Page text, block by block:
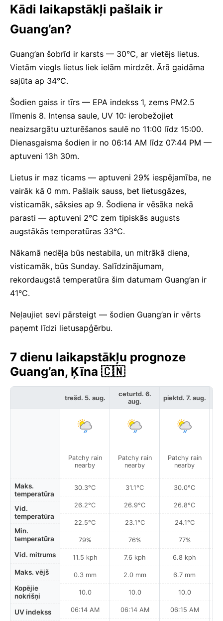
Kādi laikapstākļi pašlaik ir
Guang’an?
Guang’an šobrīd ir karsts — 30°C, ar vietējs lietus.
Vietām viegls lietus liek ielām mirdzēt. Ārā gaidāma
sajūta ap 34°C.
Šodien gaiss ir tīrs — EPA indekss 1, zems PM2.5
līmenis 8. Intensa saule, UV 10: ierobežojiet
neaizsargātu uzturēšanos saulē no 11:00 līdz 15:00.
Dienasgaisma šodien ir no 06:14 AM līdz 07:44 PM —
aptuveni 13h 30m.
Lietus ir maz ticams — aptuveni 29% iespējamība, ne
vairāk kā 0 mm. Pašlaik sauss, bet lietusgāzes,
visticamāk, sāksies ap 9. Šodiena ir vēsāka nekā
parasti — aptuveni 2°C zem tipiskās augusts
augstākās temperatūras 33°C.
Nākamā nedēļa būs nestabila, un mitrākā diena,
visticamāk, būs Sunday. Salīdzinājumam,
rekordaugstā temperatūra šim datumam Guang’an ir
41°C.
Neļaujiet sevi pārsteigt — šodien Guang’an ir vērts
paņemt līdzi lietusapģērbu.
7 dienu laikapstākļu prognoze
Guang’an, Ķīna 🇨🇳
Maks.
temperatūra
Vid.
temperatūra
Min.
temperatūra
Vid. mitrums
Maks. vējš
Kopējie
nokrišņi
UV indekss
trešd. 5. aug.
Patchy rain
nearby
30.3°C
26.2°C
22.5°C
79%
11.5 kph
0.3 mm
10.0
06:14 AM
ceturtd. 6.
aug.
Patchy rain
nearby
31.1°C
26.9°C
23.1°C
76%
7.6 kph
2.0 mm
10.0
06:14 AM
piektd. 7. aug.
Patchy rain
nearby
30.0°C
26.8°C
24.1°C
77%
6.8 kph
6.7 mm
10.0
06:15 AM